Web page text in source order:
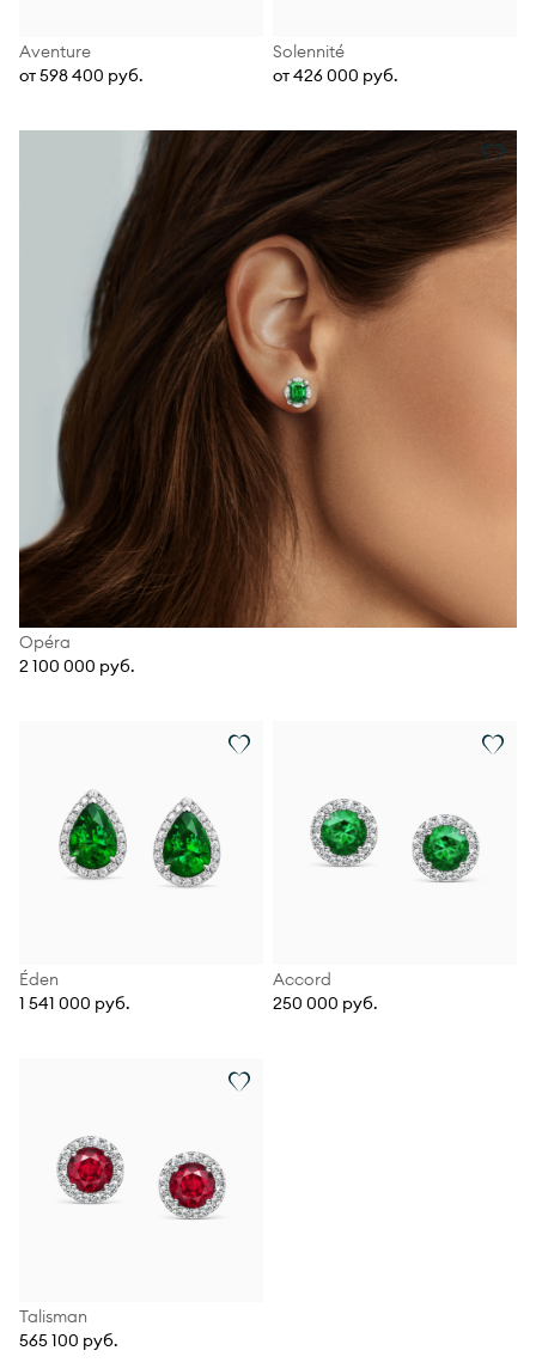
Aventure
от 598 400 руб.
Solennité
от 426 000 руб.
Opéra
2 100 000 руб.
Éden
1 541 000 руб.
Accord
250 000 руб.
Talisman
565 100 руб.